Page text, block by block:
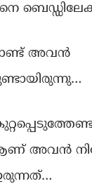
അവന്‍
അവന്‍